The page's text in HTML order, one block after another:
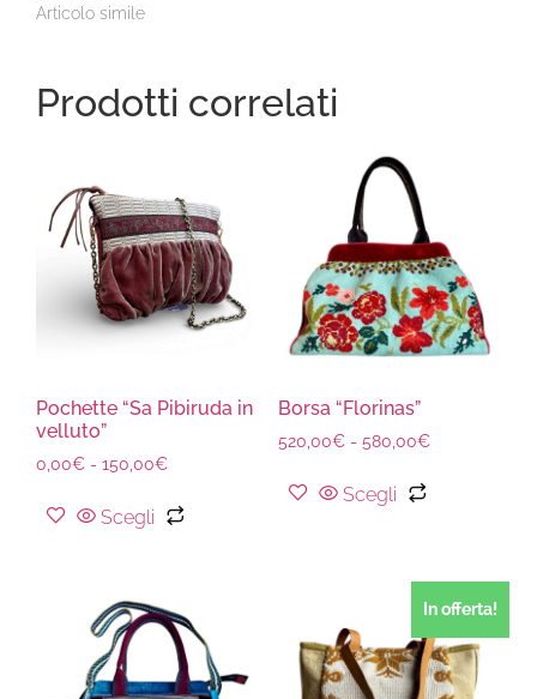
Articolo simile
Prodotti correlati
Pochette “Sa Pibiruda in
velluto”
0,00€ - 150,00€
Scegli
Borsa “Florinas”
520,00€ - 580,00€
Scegli
In offerta!